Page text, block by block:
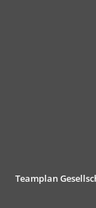
Teamplan